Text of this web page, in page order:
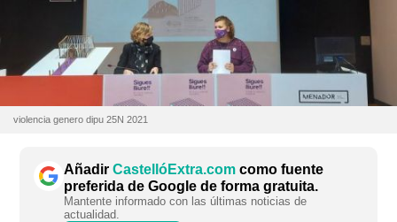
violencia genero dipu 25N 2021
Añadir CastellóExtra.com como fuente
preferida de Google de forma gratuita.
Mantente informado con las últimas noticias de
actualidad.